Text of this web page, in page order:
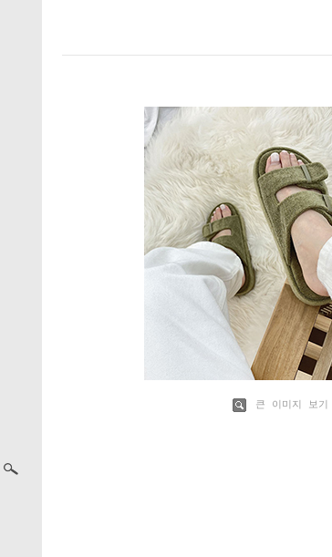
큰 이미지 보기